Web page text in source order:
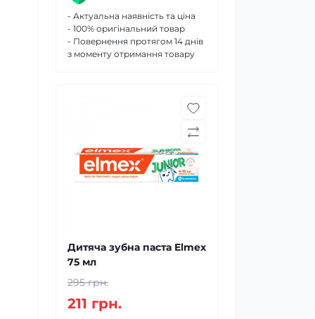
- Актуальна наявність та ціна
- 100% оригінальний товар
- Повернення протягом 14 днів
з моменту отримання товару
Дитяча зубна паста Elmex
75 мл
295 грн.
211 грн.